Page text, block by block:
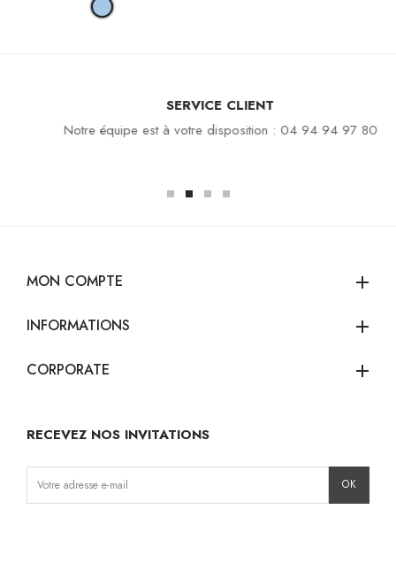
SERVICE CLIENT
Notre équipe est à votre disposition : 04 94 94 97 80
MON COMPTE add
INFORMATIONS add
CORPORATE add
RECEVEZ NOS INVITATIONS